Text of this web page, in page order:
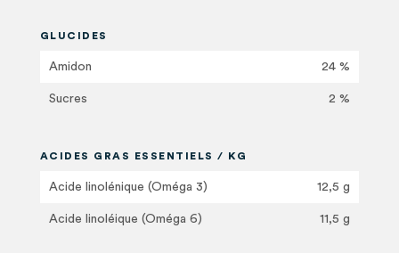
GLUCIDES
Amidon 24 %
Sucres 2 %
ACIDES GRAS ESSENTIELS / KG
Acide linolénique (Oméga 3) 12,5 g
Acide linoléique (Oméga 6) 11,5 g